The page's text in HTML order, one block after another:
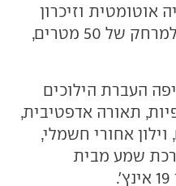
וזיכרון
לנסיעה אוטונומית לאחור למרחק של 50 מטרים,
העברת הילוכים
תאורה אדפטיבית,
אחורי חשמלי,
שמע מבית